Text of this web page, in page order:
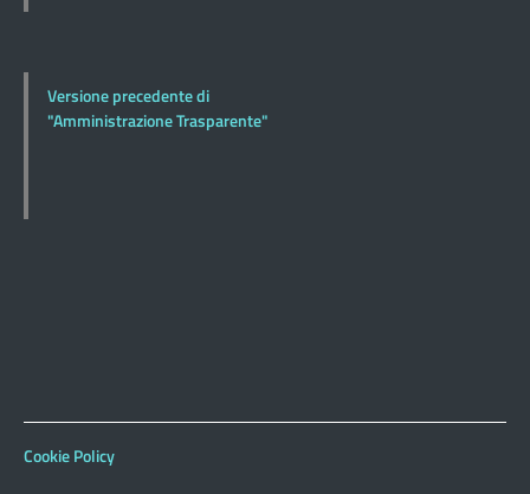
Versione precedente di
"Amministrazione Trasparente"
Cookie Policy